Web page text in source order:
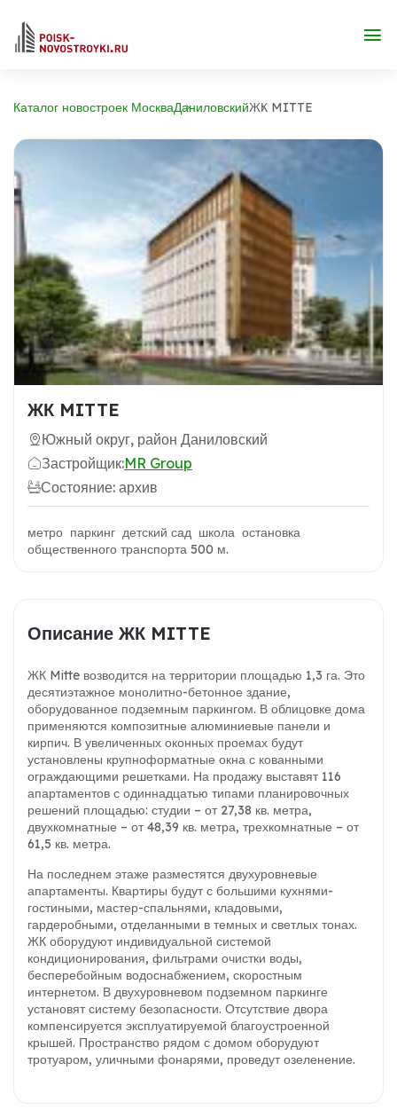
Каталог новостроек МоскваДаниловскийЖК MITTE
ЖК MITTE
Южный округ, район Даниловский
Застройщик:MR Group
Состояние: архив
метро паркинг детский сад школа остановка
общественного транспорта 500 м.
Описание ЖК MITTE
ЖК Mitte возводится на территории площадью 1,3 га. Это
десятиэтажное монолитно-бетонное здание,
оборудованное подземным паркингом. В облицовке дома
применяются композитные алюминиевые панели и
кирпич. В увеличенных оконных проемах будут
установлены крупноформатные окна с кованными
ограждающими решетками. На продажу выставят 116
апартаментов с одиннадцатью типами планировочных
решений площадью: студии – от 27,38 кв. метра,
двухкомнатные – от 48,39 кв. метра, трехкомнатные – от
61,5 кв. метра.
На последнем этаже разместятся двухуровневые
апартаменты. Квартиры будут с большими кухнями-
гостиными, мастер-спальнями, кладовыми,
гардеробными, отделанными в темных и светлых тонах.
ЖК оборудуют индивидуальной системой
кондиционирования, фильтрами очистки воды,
бесперебойным водоснабжением, скоростным
интернетом. В двухуровневом подземном паркинге
установят систему безопасности. Отсутствие двора
компенсируется эксплуатируемой благоустроенной
крышей. Пространство рядом с домом оборудуют
тротуаром, уличными фонарями, проведут озеленение.